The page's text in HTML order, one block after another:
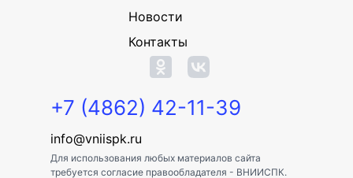
Новости
Контакты
+7 (4862) 42-11-39
info@vniispk.ru
Для использования любых материалов сайта
требуется согласие правообладателя - ВНИИСПК.